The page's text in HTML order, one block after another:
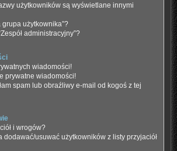
użytkowników są wyświetlane innymi
grupa użytkownika”?
administracyjny”?
wiadomości!
prywatne wiadomości!
spam lub obraźliwy e-mail od kogoś z tej
i wrogów?
dodawać/usuwać użytkowników z listy przyjaciół